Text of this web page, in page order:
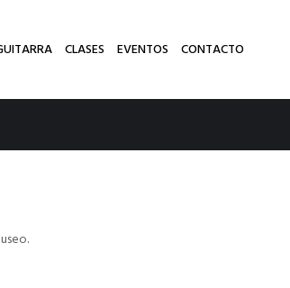
CLASES EVENTOS CONTACTO